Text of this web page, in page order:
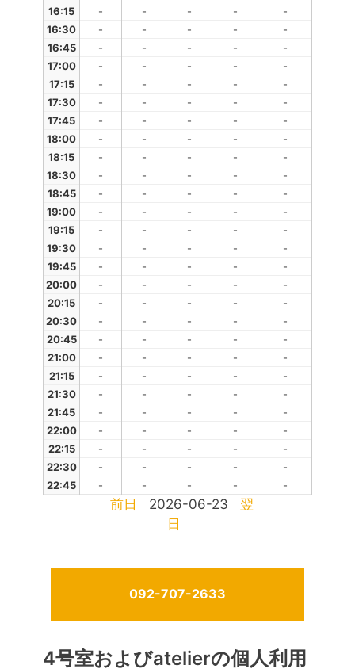
16:15
- - - -
-
16:30
- - - -
-
16:45
- - - -
-
17:00
- - - -
-
17:15
- - - -
-
17:30
- - - -
-
17:45
- - - -
-
18:00
- - - -
-
18:15
- - - -
-
18:30
- - - -
-
18:45
- - - -
-
19:00
- - - -
-
19:15
- - - -
-
19:30
- - - -
-
19:45
- - - -
-
20:00
- - - -
-
20:15
- - - -
-
20:30
- - - -
-
20:45
- - - -
-
21:00
- - - -
-
21:15
- - - -
-
21:30
- - - -
-
21:45
- - - -
-
22:00
- - - -
-
22:15
- - - -
-
22:30
- - - -
-
22:45
- - - - -
前日 2026-06-23
翌
日
092-707-2633
4号室およびatelierの個人利用